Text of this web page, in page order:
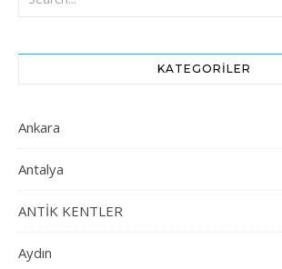
KATEGORILER
Ankara
Antalya
ANTİK KENTLER
Aydın